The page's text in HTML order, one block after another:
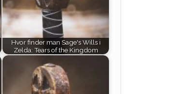
Hvor finder man Sage's Wills i
Zelda: Tears of the Kingdom